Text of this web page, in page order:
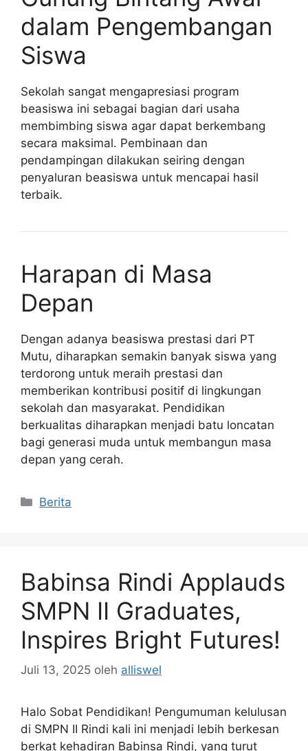
dalam Pengembangan
Siswa
Sekolah sangat mengapresiasi program
beasiswa ini sebagai bagian dari usaha
membimbing siswa agar dapat berkembang
secara maksimal. Pembinaan dan
pendampingan dilakukan seiring dengan
penyaluran beasiswa untuk mencapai hasil
terbaik.
Harapan di Masa
Depan
Dengan adanya beasiswa prestasi dari PT
Mutu, diharapkan semakin banyak siswa yang
terdorong untuk meraih prestasi dan
memberikan kontribusi positif di lingkungan
sekolah dan masyarakat. Pendidikan
berkualitas diharapkan menjadi batu loncatan
bagi generasi muda untuk membangun masa
depan yang cerah.
Kategori
Berita
Babinsa Rindi Applauds
SMPN II Graduates,
Inspires Bright Futures!
Juli 13, 2025 oleh alliswel
Halo Sobat Pendidikan! Pengumuman kelulusan
di SMPN II Rindi kali ini menjadi lebih berkesan
berkat kehadiran Babinsa Rindi, yang turut